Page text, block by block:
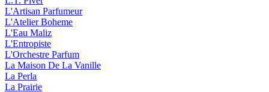
L'Artisan Parfumeur
L'Atelier Boheme
L'Eau Maliz
L'Entropiste
L'Orchestre Parfum
La Maison De La Vanille
La Perla
La Prairie